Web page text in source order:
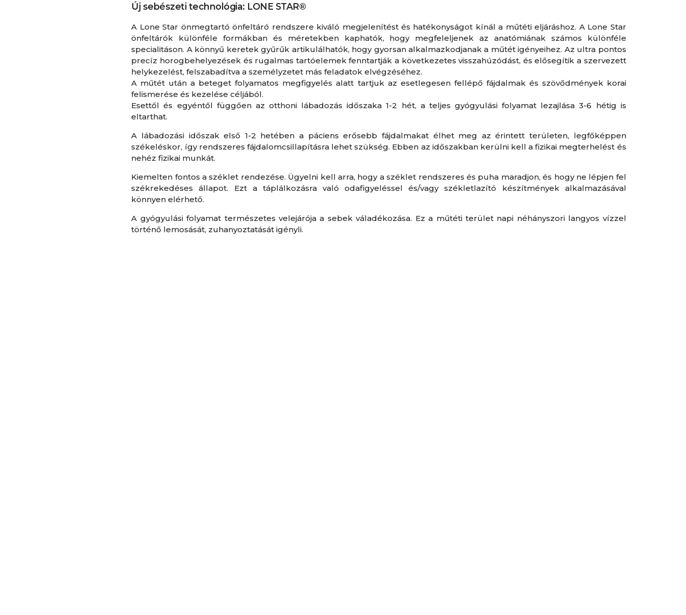
Új sebészeti technológia: LONE STAR®
A Lone Star önmegtartó önfeltáró rendszere kiváló megjelenítést és hatékonyságot kínál a műtéti eljáráshoz. A Lone Star
önfeltárók különféle formákban és méretekben kaphatók, hogy megfeleljenek az anatómiának számos különféle
specialitáson. A könnyű keretek gyűrűk artikulálhatók, hogy gyorsan alkalmazkodjanak a műtét igényeihez. Az ultra pontos
precíz horogbehelyezések és rugalmas tartóelemek fenntartják a következetes visszahúzódást, és elősegítik a szervezett
helykezelést, felszabadítva a személyzetet más feladatok elvégzéséhez.
A műtét után a beteget folyamatos megfigyelés alatt tartjuk az esetlegesen fellépő fájdalmak és szövődmények korai
felismerése és kezelése céljából.
Esettől és egyéntől függően az otthoni lábadozás időszaka 1-2 hét, a teljes gyógyulási folyamat lezajlása 3-6 hétig is
eltarthat.
A lábadozási időszak első 1-2 hetében a páciens erősebb fájdalmakat élhet meg az érintett területen, legfőképpen
székeléskor, így rendszeres fájdalomcsillapításra lehet szükség. Ebben az időszakban kerülni kell a fizikai megterhelést és
nehéz fizikai munkát.
Kiemelten fontos a széklet rendezése. Ügyelni kell arra, hogy a széklet rendszeres és puha maradjon, és hogy ne lépjen fel
székrekedéses állapot. Ezt a táplálkozásra való odafigyeléssel és/vagy székletlazító készítmények alkalmazásával
könnyen elérhető.
A gyógyulási folyamat természetes velejárója a sebek váladékozása. Ez a műtéti terület napi néhányszori langyos vízzel
történő lemosását, zuhanyoztatását igényli.